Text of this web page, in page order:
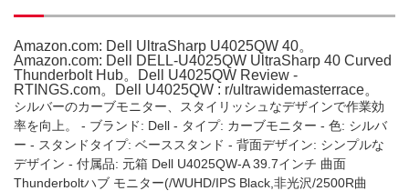
Amazon.com: Dell UltraSharp U4025QW 40。
Amazon.com: Dell DELL-U4025QW UltraSharp 40 Curved
Thunderbolt Hub。Dell U4025QW Review -
RTINGS.com。Dell U4025QW : r/ultrawidemasterrace。
シルバーのカーブモニター、スタイリッシュなデザインで作業効
率を向上。 - ブランド: Dell - タイプ: カーブモニター - 色: シルバ
ー - スタンドタイプ: ベーススタンド - 背面デザイン: シンプルな
デザイン - 付属品: 元箱 Dell U4025QW-A 39.7インチ 曲面
Thunderboltハブ モニター(/WUHD/IPS Black,非光沢/2500R曲